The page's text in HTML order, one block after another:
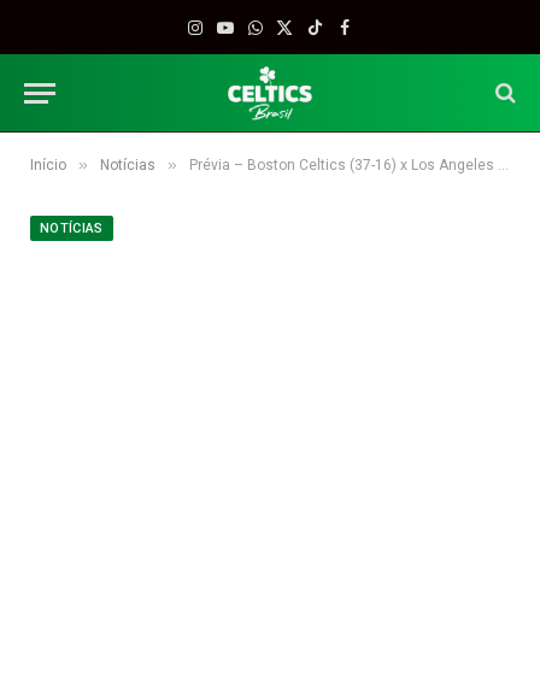
Instagram
YouTube
WhatsApp
X
TikTokFacebook
Início » Notícias » Prévia – Boston Celtics (37-16) x Los Angeles Clippers (37-17)
NOTÍCIAS